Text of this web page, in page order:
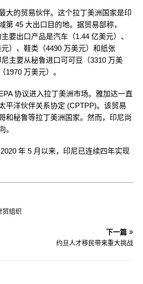
大的贸易伙伴。这个拉丁美洲国家是印
第 45 大出口目的地。据贸易部称，
要出口产品是汽车（1.44 亿美元）、
）、鞋类（4490 万美元）和纸张
尼主要从秘鲁进口可可豆（3310 万美
1970 万美元）。
协议进入拉丁美洲市场。雅加达一直
平洋伙伴关系协定 (CPTPP)。该贸易
和秘鲁等拉丁美洲国家。然而，印尼尚
。
年 5 月以来，印尼已连续四年实现
贸组织
下一篇
约旦人才移民带来重大挑战